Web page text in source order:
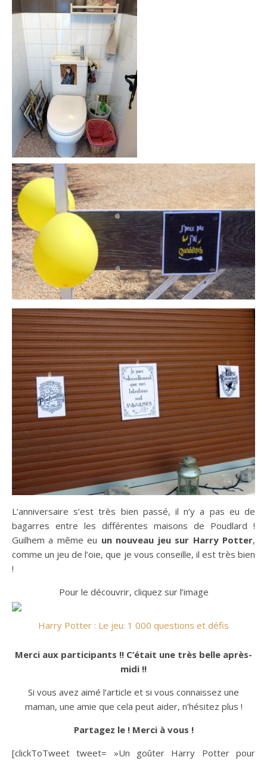
L’anniversaire s’est très bien passé, il n’y a pas eu de
bagarres entre les différentes maisons de Poudlard !
Guilhem a même eu un nouveau jeu sur Harry Potter,
comme un jeu de l’oie, que je vous conseille, il est très bien
!
Pour le découvrir, cliquez sur l’image
Harry Potter : Le jeu: 1 000 questions et défis
Merci aux participants !! C’était une très belle après-
midi !!
Si vous avez aimé l’article et si vous connaissez une
maman, une amie que cela peut aider, n’hésitez plus !
Partagez le ! Merci à vous !
[clickToTweet tweet= »Un goûter Harry Potter pour